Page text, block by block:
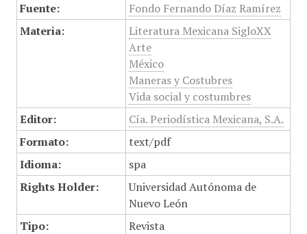
Fuente:
Fondo Fernando Díaz Ramírez
Materia:
Literatura Mexicana SigloXX
Arte
México
Maneras y Costubres
Vida social y costumbres
Editor:
Cía. Periodística Mexicana, S.A.
Formato:
text/pdf
Idioma:
spa
Rights Holder:
Universidad Autónoma de
Nuevo León
Tipo:
Revista